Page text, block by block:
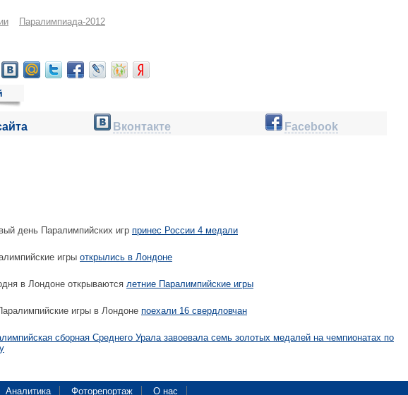
Паралимпиада-2012
Вконтакте Facebook
день Паралимпийских игр принес России 4 медали
игры открылись в Лондоне
в Лондоне открываются летние Паралимпийские игры
игры в Лондоне поехали 16 свердловчан
сборная Среднего Урала завоевала семь золотых медалей на чемпионатах по
Аналитика Фоторепортаж О нас